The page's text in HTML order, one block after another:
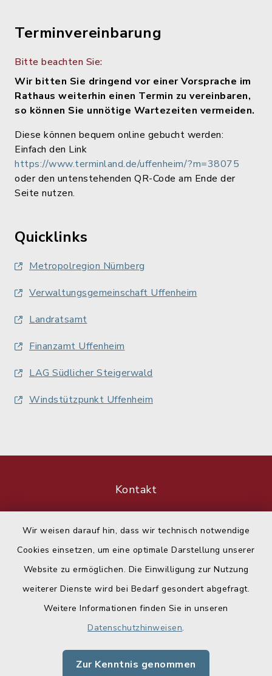
Wir weisen darauf hin, dass wir technisch notwendige
Cookies einsetzen, um eine optimale Darstellung unserer
Website zu ermöglichen. Die Einwilligung zur Nutzung
weiterer Dienste wird bei Bedarf gesondert abgefragt.
Weitere Informationen finden Sie in unseren
Datenschutzhinweisen.
Zur Kenntnis genommen
Terminvereinbarung
Bitte beachten Sie:
Wir bitten Sie dringend vor einer Vorsprache im
Rathaus weiterhin einen Termin zu vereinbaren,
so können Sie unnötige Wartezeiten vermeiden.
Diese können bequem online gebucht werden:
Einfach den Link
https://www.terminland.de/uffenheim/?m=38075
oder den untenstehenden QR-Code am Ende der
Seite nutzen.
Quicklinks
Metropolregion Nürnberg
Verwaltungsgemeinschaft Uffenheim
Landratsamt
Finanzamt Uffenheim
LAG Südlicher Steigerwald
Windstützpunkt Uffenheim
Kontakt
Datenschutz
Impressum
Sitemap
Cookie-Einstellungen